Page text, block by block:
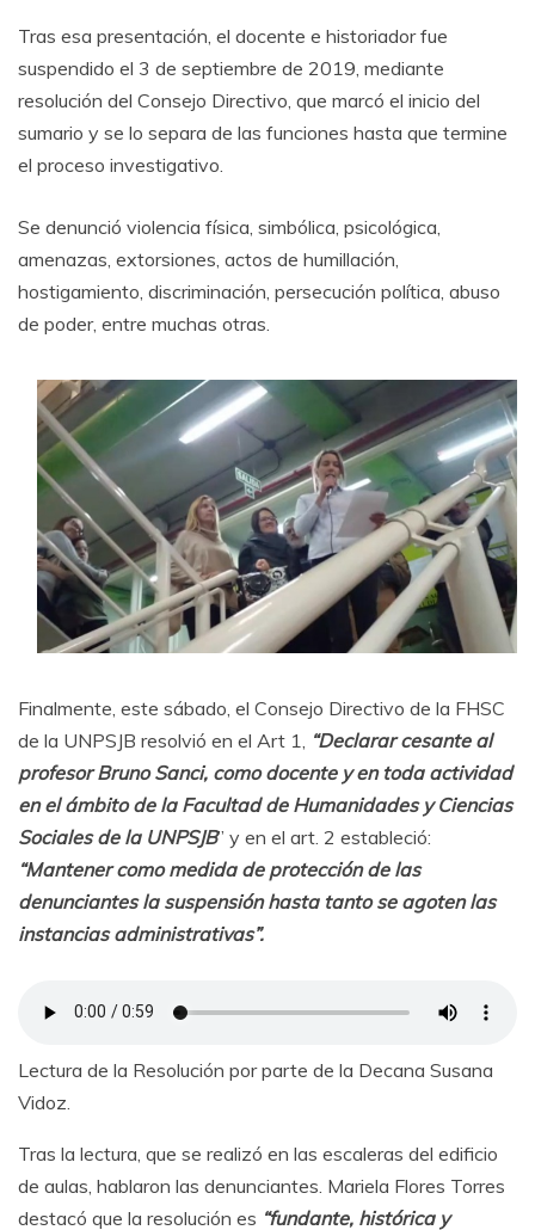
Tras esa presentación, el docente e historiador fue
suspendido el 3 de septiembre de 2019, mediante
resolución del Consejo Directivo, que marcó el inicio del
sumario y se lo separa de las funciones hasta que termine
el proceso investigativo.
Se denunció violencia física, simbólica, psicológica,
amenazas, extorsiones, actos de humillación,
hostigamiento, discriminación, persecución política, abuso
de poder, entre muchas otras.
Finalmente, este sábado, el Consejo Directivo de la FHSC
de la UNPSJB resolvió en el Art 1,
“Declarar cesante al
profesor Bruno Sanci, como docente y en toda actividad
en el ámbito de la Facultad de Humanidades y Ciencias
Sociales de la UNPSJB” y en el art. 2 estableció:
“Mantener como medida de protección de las
denunciantes la suspensión hasta tanto se agoten las
instancias administrativas”.
Lectura de la Resolución por parte de la Decana Susana
Vidoz.
Tras la lectura, que se realizó en las escaleras del edificio
de aulas, hablaron las denunciantes. Mariela Flores Torres
destacó que la resolución es “fundante, histórica y